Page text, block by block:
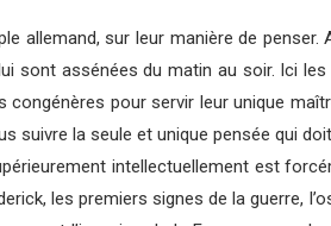
allemand, sur leur manière de penser.
sont assénées du matin au soir. Ici
pour servir leur unique
la seule et unique pensée qui
intellectuellement est
les premiers signes de la guerre,